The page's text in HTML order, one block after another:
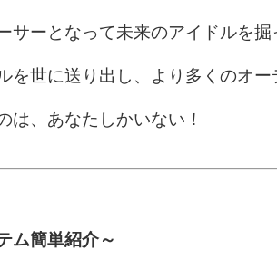
サーとなって未来のアイドルを掘
を世に送り出し、より多くのオー
は、あなたしかいない！
ム簡単紹介～